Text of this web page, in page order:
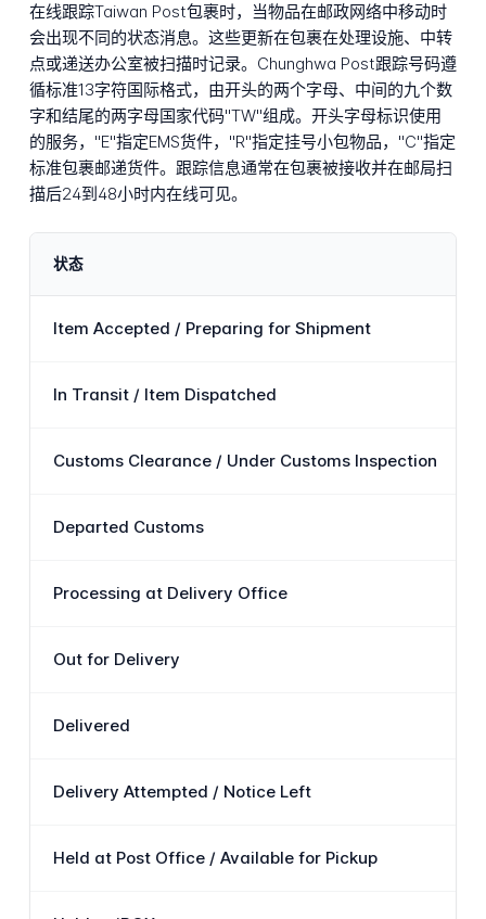
在线跟踪Taiwan Post包裹时，当物品在邮政网络中移动时
会出现不同的状态消息。这些更新在包裹在处理设施、中转
点或递送办公室被扫描时记录。Chunghwa Post跟踪号码遵
循标准13字符国际格式，由开头的两个字母、中间的九个数
字和结尾的两字母国家代码"TW"组成。开头字母标识使用
的服务，"E"指定EMS货件，"R"指定挂号小包物品，"C"指定
标准包裹邮递货件。跟踪信息通常在包裹被接收并在邮局扫
描后24到48小时内在线可见。
状态
Item Accepted / Preparing for Shipment
In Transit / Item Dispatched
Customs Clearance / Under Customs Inspection
Departed Customs
Processing at Delivery Office
Out for Delivery
Delivered
Delivery Attempted / Notice Left
Held at Post Office / Available for Pickup